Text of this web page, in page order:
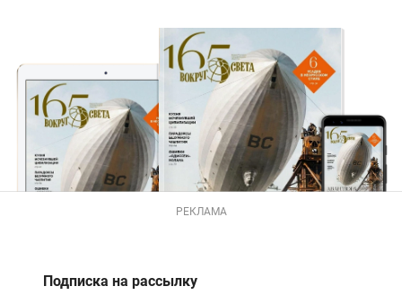
РЕКЛАМА
Подписка на рассылку